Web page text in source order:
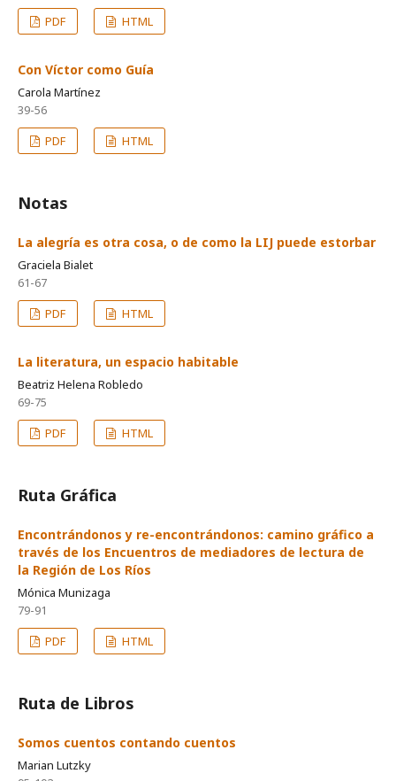
PDF
HTML
Con Víctor como Guía
Carola Martínez
39-56
PDF
HTML
Notas
La alegría es otra cosa, o de como la LIJ puede estorbar
Graciela Bialet
61-67
PDF
HTML
La literatura, un espacio habitable
Beatriz Helena Robledo
69-75
PDF
HTML
Ruta Gráfica
Encontrándonos y re-encontrándonos: camino gráfico a
través de los Encuentros de mediadores de lectura de
la Región de Los Ríos
Mónica Munizaga
79-91
PDF
HTML
Ruta de Libros
Somos cuentos contando cuentos
Marian Lutzky